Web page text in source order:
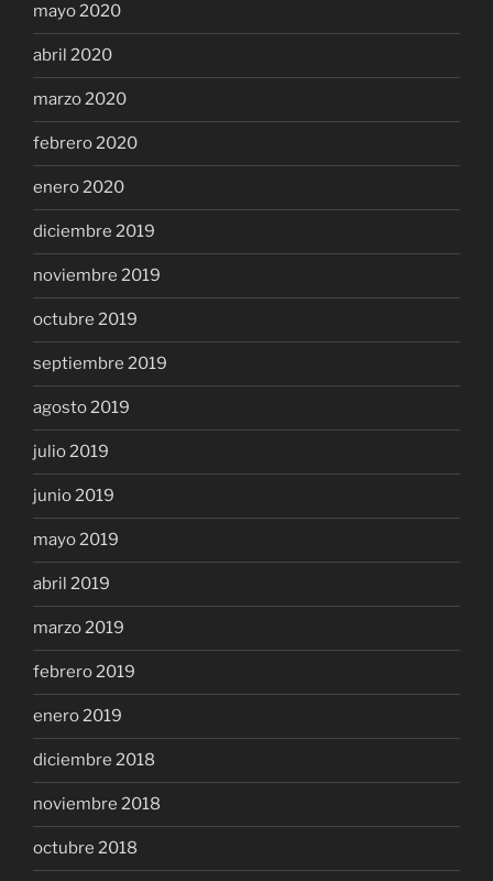
mayo 2020
abril 2020
marzo 2020
febrero 2020
enero 2020
diciembre 2019
noviembre 2019
octubre 2019
septiembre 2019
agosto 2019
julio 2019
junio 2019
mayo 2019
abril 2019
marzo 2019
febrero 2019
enero 2019
diciembre 2018
noviembre 2018
octubre 2018